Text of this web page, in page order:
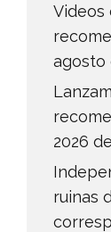
Videos
agosto
2026
ruinas